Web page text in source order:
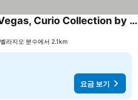
Virgin Hotels Las Vegas, Curio Collection by Hilton
벨라지오 분수에서 2.1km
요금 보기